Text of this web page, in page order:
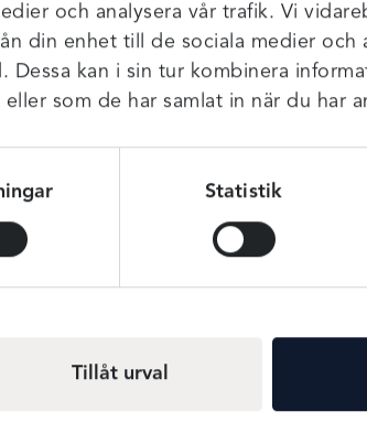
och analysera vår trafik. Vi
din enhet till de sociala medier och
Dessa kan i sin tur kombinera
som de har samlat in när du har
Statistik
Tillåt urval